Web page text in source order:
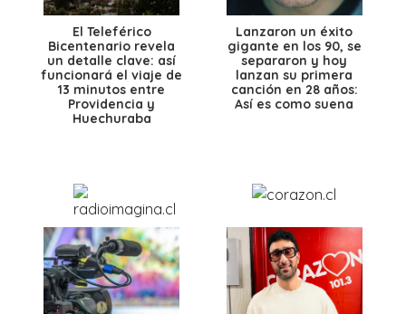
El Teleférico
Bicentenario revela
un detalle clave: así
funcionará el viaje de
13 minutos entre
Providencia y
Huechuraba
Lanzaron un éxito
gigante en los 90, se
separaron y hoy
lanzan su primera
canción en 28 años:
Así es como suena